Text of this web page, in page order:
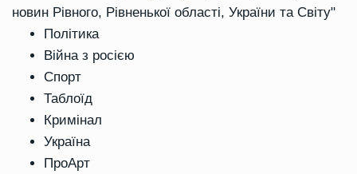
новин Рівного, Рівненької області, України та Світу"
Політика
Війна з росією
Спорт
Таблоїд
Кримінал
Україна
ПроАрт